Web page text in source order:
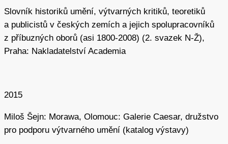
ostrova (při zohlednění necitlivosti těchto krajinných
útvarů). Šejn se studenty participoval i na dalších
„ekologických“ projektech, například na projektu pro
povodí řeky Labe, k němuž byl jeho ateliér přizván
jednu ze svých největších realizací nazvanouSluneční
hora, která patří k vrcholům jeho snah o rozsáhlejší
Slovník historiků umění, výtvarných kritiků, teoretiků
a publicistů v českých zemích a jejich spolupracovníků
z příbuzných oborů (asi 1800-2008) (2. svazek N-Ž),
Praha: Nakladatelství Academia
2015
Miloš Šejn: Morawa, Olomouc: Galerie Caesar, družstvo
pro podporu výtvarného umění (katalog výstavy)